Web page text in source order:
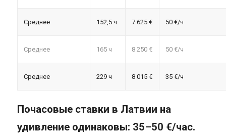
Среднее 152,5 ч 7 625 € 50 €/ч
Среднее 165 ч 8 250 € 50 €/ч
Среднее 229 ч 8 015 € 35 €/ч
Почасовые ставки в Латвии на
удивление одинаковы: 35–50 €/час.